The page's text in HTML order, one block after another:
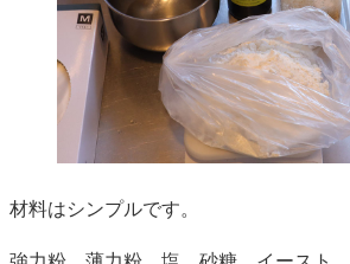
材料はシンプルです。